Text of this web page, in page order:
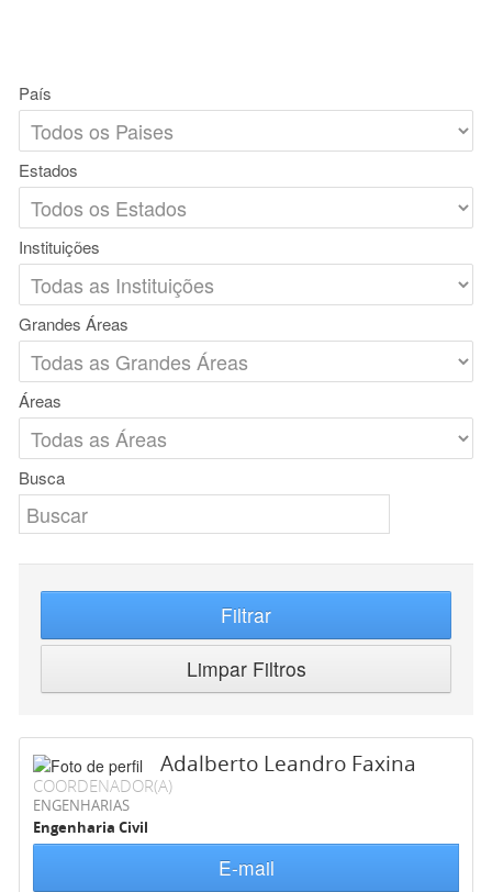
País
Estados
Instituições
Grandes Áreas
Áreas
Busca
Filtrar
Limpar Filtros
Adalberto Leandro Faxina
COORDENADOR(A)
ENGENHARIAS
Engenharia Civil
E-mail